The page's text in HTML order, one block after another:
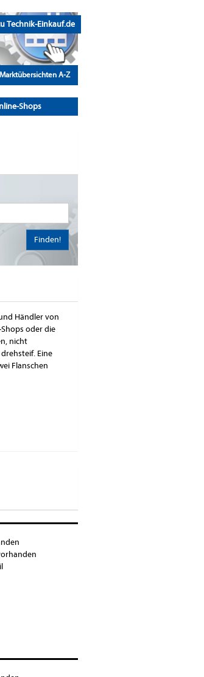
Technik-Einkauf.de
Marktübersichten A-Z
Shops
Finden!
Händler von
oder die
nicht
Eine
Flanschen